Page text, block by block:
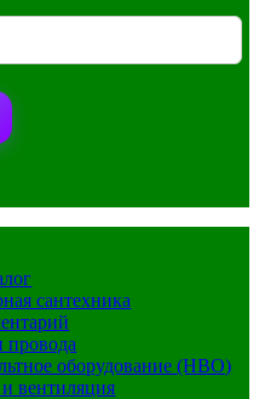
сантехника
провода
оборудование (НВО)
вентиляция